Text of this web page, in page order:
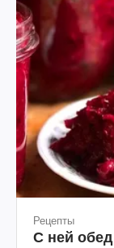
Рецепты
С ней обед